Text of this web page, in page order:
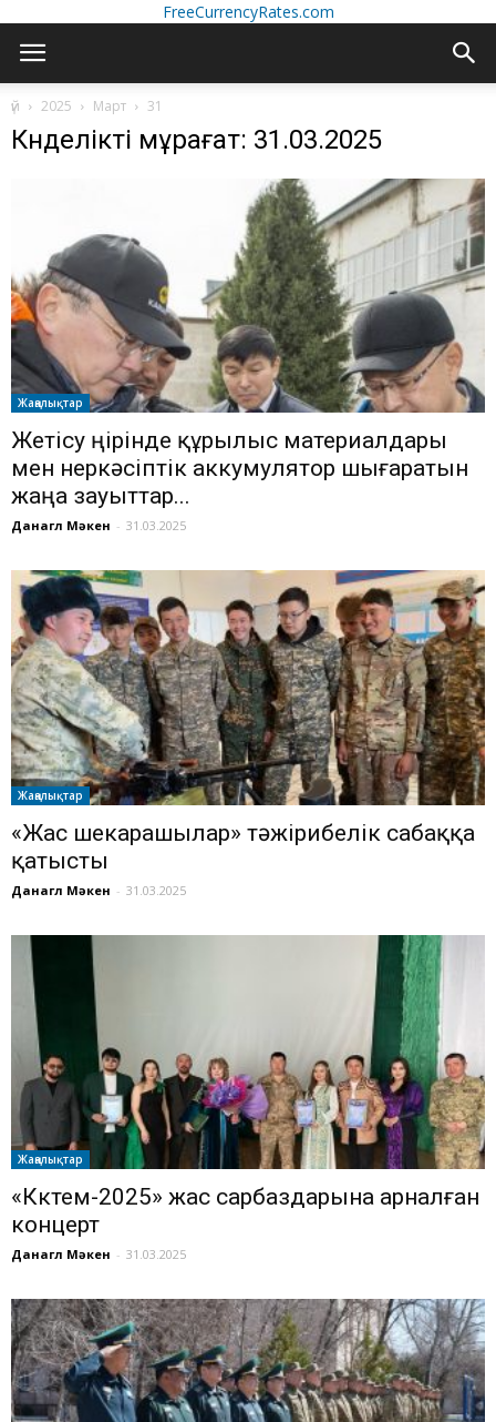
FreeCurrencyRates.com
үй 2025 Март 31
Күнделікті мұрағат: 31.03.2025
Жаңалықтар
Жетісу өңірінде құрылыс материалдары
мен өнеркәсіптік аккумулятор шығаратын
жаңа зауыттар...
Данагүл Мәкен - 31.03.2025
Жаңалықтар
«Жас шекарашылар» тәжірибелік сабаққа
қатысты
Данагүл Мәкен - 31.03.2025
Жаңалықтар
«Көктем-2025» жас сарбаздарына арналған
концерт
Данагүл Мәкен - 31.03.2025